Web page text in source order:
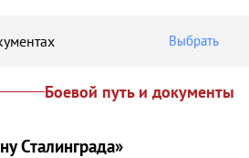
Выбрать
Боевой путь и документы
Сталинграда»